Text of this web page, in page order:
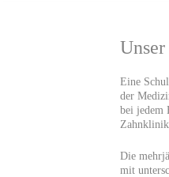
Eine
der
bei jedem
Die
mit